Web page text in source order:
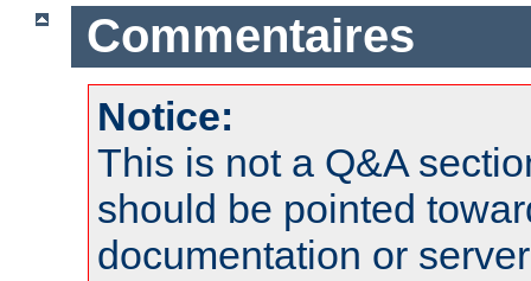
Commentaires
Notice:
This is not a Q&A
should be pointed
documentation or